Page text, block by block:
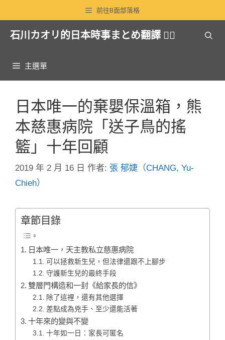
至
前往B面部落格
石川カオリ的日本時事まとめ翻譯 🏳️‍🌈
主選單
日本唯一的棄嬰保溫箱，熊
本慈惠病院「送子鳥的搖
籃」十年回顧
2019 年 2 月 16 日 作者: 張 郁婕（CHANG, Yu-
Chieh）
章節目錄
日本唯一，天主教私立慈惠病院
可以拯救新生兒，但法律還跟不上腳步
守護新生兒的最終手段
雙層門構造和一封《給家長的信》
除了這裡，還有其他選擇
差點成為兇手、至少還能活著
十年來的變與不變
十年如一日：家長可匿名